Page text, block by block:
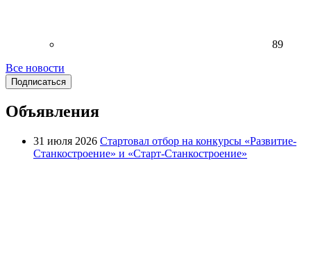
89
Все новости
Подписаться
Объявления
31 июля 2026 Стартовал отбор на конкурсы «Развитие-
Станкостроение» и «Старт-Станкостроение»